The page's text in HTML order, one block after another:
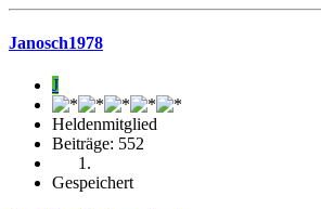
Janosch1978
J
Heldenmitglied
Beiträge: 552
Gespeichert